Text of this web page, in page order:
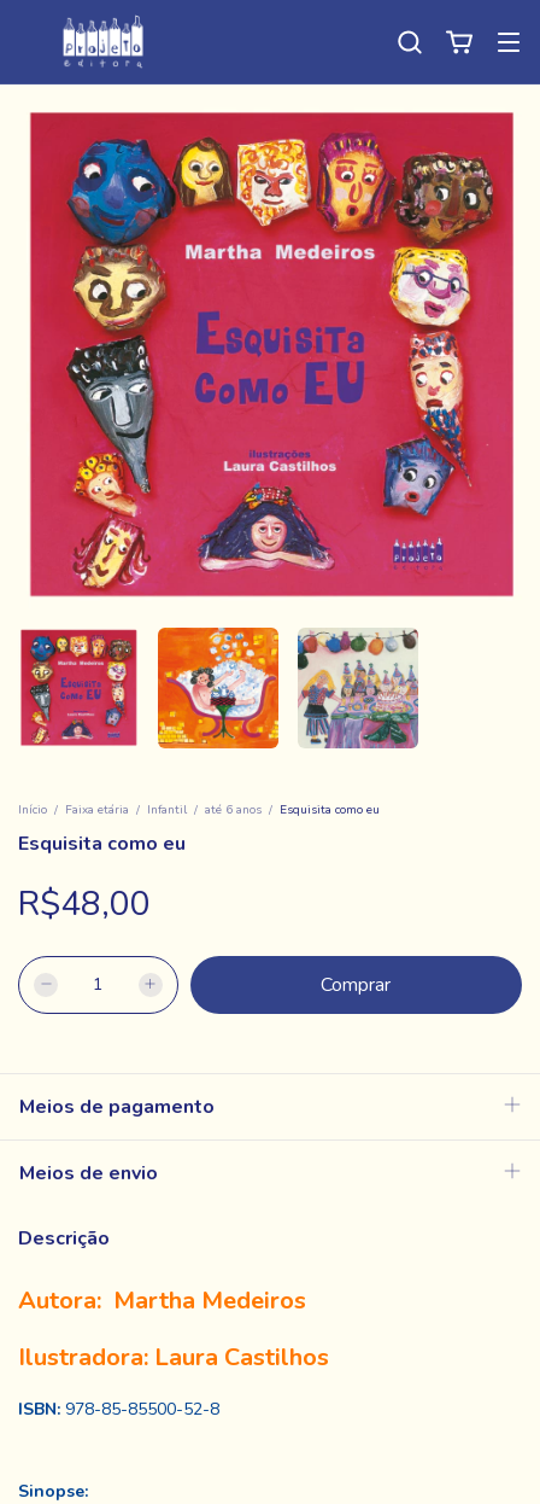
Início / Faixa etária / Infantil / até 6 anos / Esquisita como eu
Esquisita como eu
R$48,00
Meios de pagamento
Meios de envio
Descrição
Autora: Martha Medeiros
Ilustradora: Laura Castilhos
ISBN: 978-85-85500-52-8
Sinopse: